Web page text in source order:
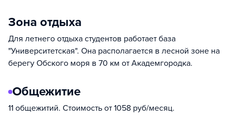
Зона отдыха
Для летнего отдыха студентов работает база
"Университетская". Она располагается в лесной зоне на
берегу Обского моря в 70 км от Академгородка.
Общежитие
11 общежитий. Стоимость от 1058 руб/месяц.